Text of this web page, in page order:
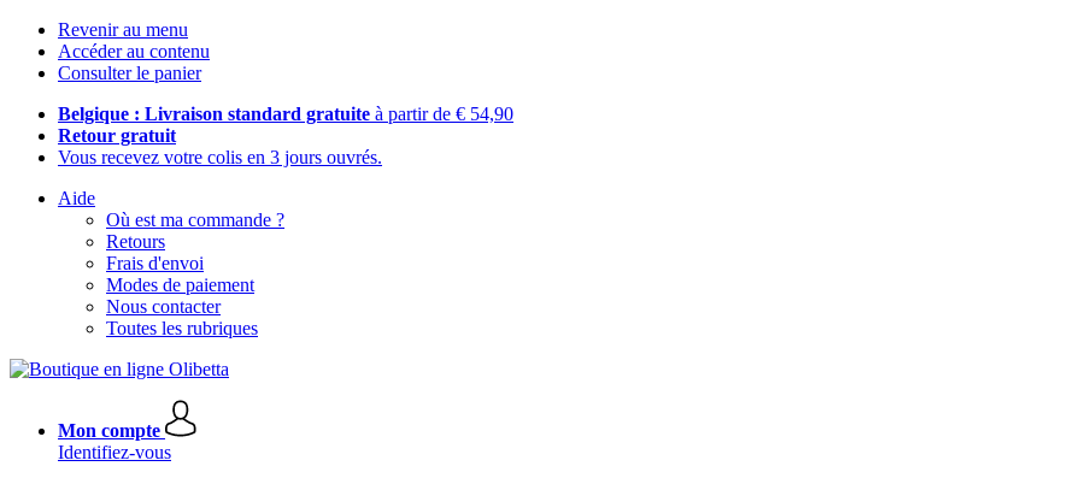
Revenir au menu
Accéder au contenu
Consulter le panier
Belgique : Livraison standard gratuite à partir de € 54,90
Retour gratuit
Vous recevez votre colis en 3 jours ouvrés.
Aide
Où est ma commande ?
Retours
Frais d'envoi
Modes de paiement
Nous contacter
Toutes les rubriques
Mon compte
Identifiez-vous